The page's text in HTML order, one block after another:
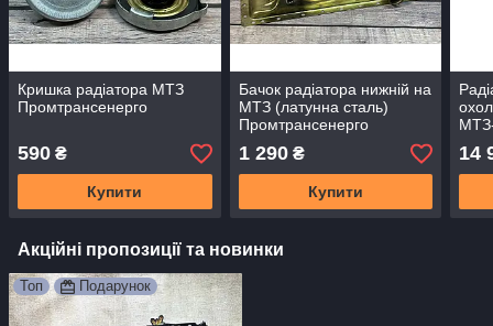
Кришка радіатора МТЗ
Промтрансенерго
590 ₴
Купити
Бачок радіатора нижній на
МТЗ (латунна сталь)
Промтрансенерго
1 290₴
Купити
14
Акційні пропозиції та новинки
Топ Подарунок